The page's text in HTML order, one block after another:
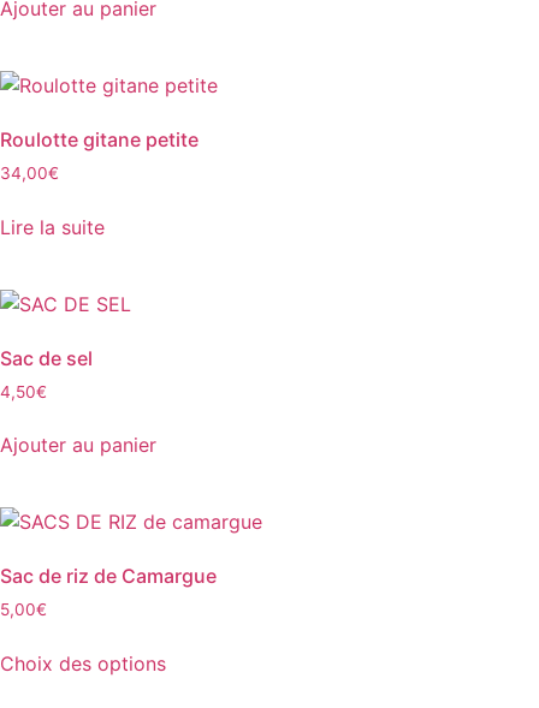
Ajouter au panier
Roulotte gitane petite
34,00€
Lire la suite
Sac de sel
4,50€
Ajouter au panier
Sac de riz de Camargue
5,00€
Choix des options